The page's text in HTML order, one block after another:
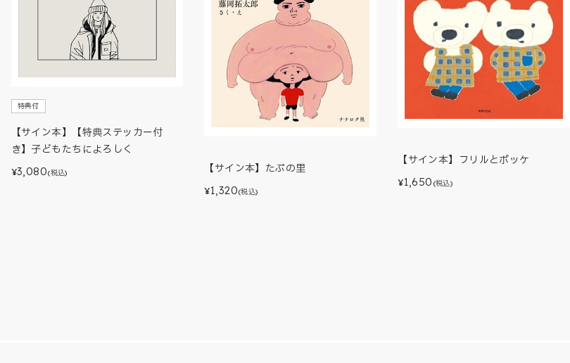
特典付
【サイン本】【特典ステッカー付
き】子どもたちによろしく
¥3,080(税込) 【サイン本】たぷの里
¥1,320(税込)
【サイン本】フリルとポッケ
¥1,650 (税込)